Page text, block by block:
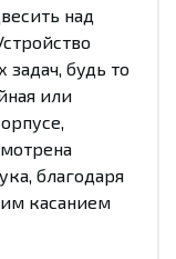
над
будь то
или
благодаря
касанием